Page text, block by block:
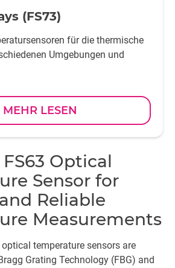
(FS73)
für die thermische
Umgebungen und
MEHR LESEN
Optical
Sensor for
Reliable
Measurements
temperature sensors are
Grating Technology (FBG) and